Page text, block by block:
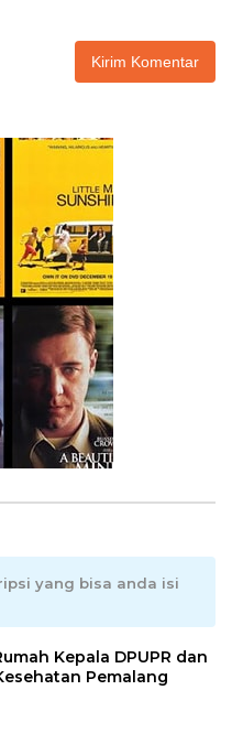
yang bisa anda isi
Kepala DPUPR dan
Pemalang